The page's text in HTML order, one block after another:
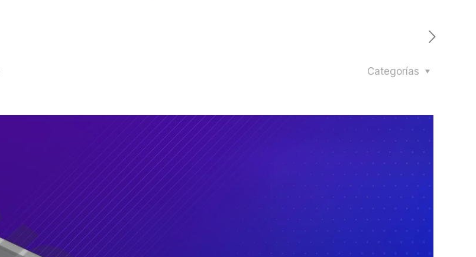
Categorías